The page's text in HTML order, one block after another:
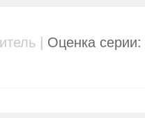
| Оценка серии: